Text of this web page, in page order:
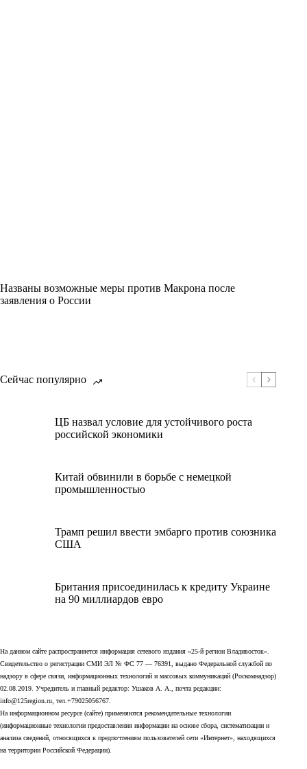
Названы возможные меры против Макрона после
заявления о России
Сейчас популярно
ЦБ назвал условие для устойчивого роста
российской экономики
Китай обвинили в борьбе с немецкой
промышленностью
Трамп решил ввести эмбарго против союзника
США
Британия присоединилась к кредиту Украине
на 90 миллиардов евро
На данном сайте распространяется информация сетевого издания «25-й регион Владивосток».
Свидетельство о регистрации СМИ ЭЛ № ФС 77 — 76391, выдано Федеральной службой по
надзору в сфере связи, информационных технологий и массовых коммуникаций (Роскомнадзор)
02.08.2019. Учредитель и главный редактор: Ушаков А. А., почта редакции:
info@125region.ru, тел.+79025056767.
На информационном ресурсе (сайте) применяются рекомендательные технологии
(информационные технологии предоставления информации на основе сбора, систематизации и
анализа сведений, относящихся к предпочтениям пользователей сети «Интернет», находящихся
на территории Российской Федерации).